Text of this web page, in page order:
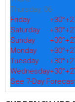
Thursday, 06
Friday
+30°+
Saturday
+30°+
Sunday
+30°+
Monday
+30°+
Tuesday
+30°+
Wednesday+30°+
See 7-Day